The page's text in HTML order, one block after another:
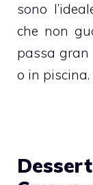
sono
che non
passa
o in piscina.